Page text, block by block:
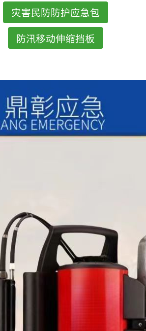
灾害民防防护应急包
防汛移动伸缩挡板